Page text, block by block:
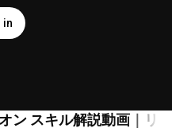
in
ン スキル解説動画｜リ